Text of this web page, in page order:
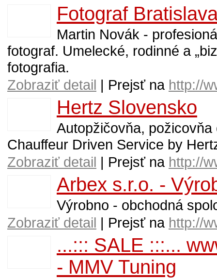
Fotograf
Martin Novák -
fotograf. Umelecké, rodinné a
fotografia.
Zobraziť detail | Prejsť na http://
Hertz Slovensko
Autopžičovňa,
Chauffeur Driven Service by
Zobraziť detail | Prejsť na http://
Arbex s.r.o. -
Výrobno - obchodná
Zobraziť detail | Prejsť na http://
...::: SALE :::...
- MMV Tuning